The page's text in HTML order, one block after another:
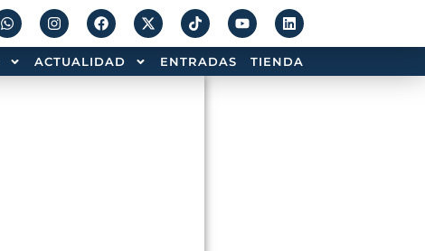
ACTUALIDAD ENTRADAS TIENDA